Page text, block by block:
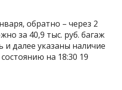
обратно – через 2
за 40,9 тыс. руб. багаж
и далее указаны наличие
на 18:30 19